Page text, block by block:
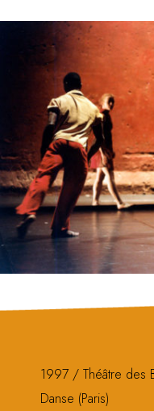
1997 / Théâtre des
Danse (Paris)